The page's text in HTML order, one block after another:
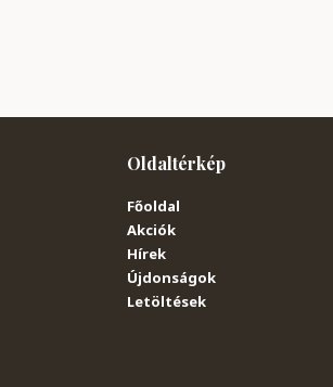
Oldaltérkép
Főoldal
Akciók
Hírek
Újdonságok
Letöltések